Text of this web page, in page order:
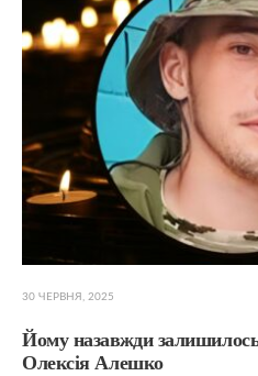
30 ЧЕРВНЯ, 2025
Йому назавжди
Олексія Алешко